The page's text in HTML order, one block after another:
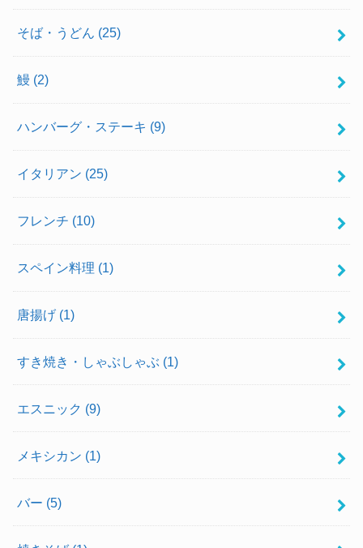
そば・うどん (25)
鰻 (2)
ハンバーグ・ステーキ (9)
イタリアン (25)
フレンチ (10)
スペイン料理 (1)
唐揚げ (1)
すき焼き・しゃぶしゃぶ (1)
エスニック (9)
メキシカン (1)
バー (5)